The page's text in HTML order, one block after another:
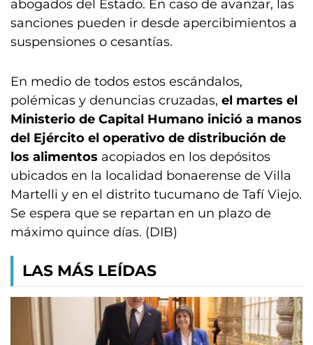
abogados del Estado. En caso de avanzar, las
sanciones pueden ir desde apercibimientos a
suspensiones o cesantías.
En medio de todos estos escándalos,
polémicas y denuncias cruzadas, el martes el
Ministerio de Capital Humano inició a manos
del Ejército el operativo de distribución de
los alimentos acopiados en los depósitos
ubicados en la localidad bonaerense de Villa
Martelli y en el distrito tucumano de Tafí Viejo.
Se espera que se repartan en un plazo de
máximo quince días. (DIB)
LAS MÁS LEÍDAS